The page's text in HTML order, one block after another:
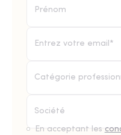
Catégorie
En acceptant les